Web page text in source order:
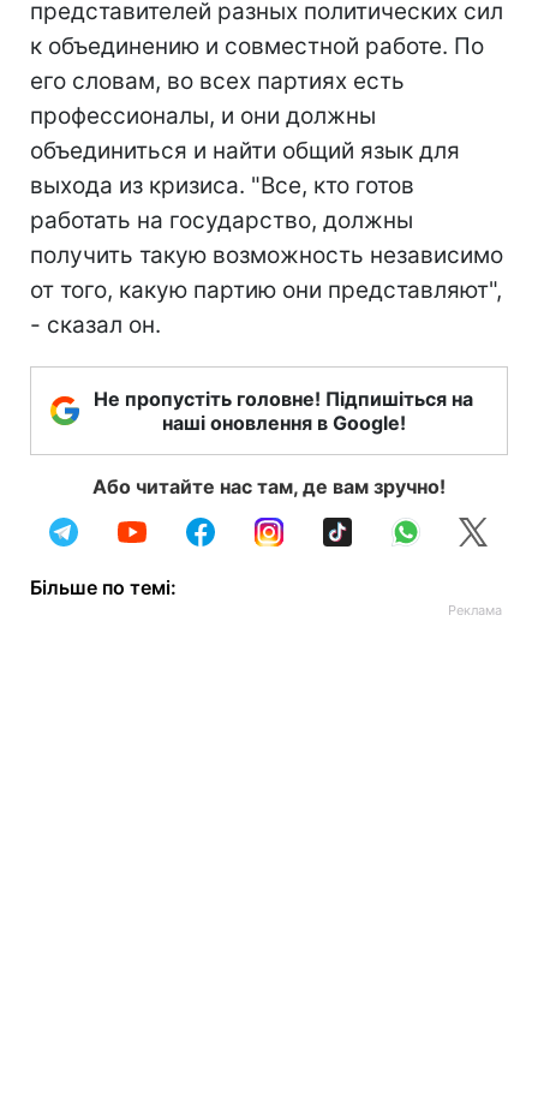
представителей разных политических сил
к объединению и совместной работе. По
его словам, во всех партиях есть
профессионалы, и они должны
объединиться и найти общий язык для
выхода из кризиса. "Все, кто готов
работать на государство, должны
получить такую возможность независимо
от того, какую партию они представляют",
- сказал он.
Не пропустіть головне! Підпишіться на
наші оновлення в Google!
Або читайте нас там, де вам зручно!
Більше по темі: